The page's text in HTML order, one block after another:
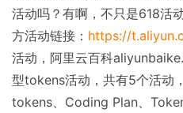
活动吗？有啊，不只是618活
方活动链接： https://
活动，阿里云百科
型tokens活动，共有5个活动
tokens、Coding Plan、